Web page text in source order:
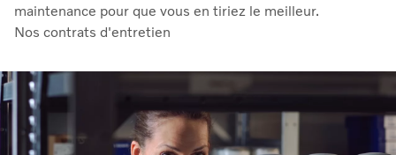
maintenance pour que vous en tiriez le meilleur.
Nos contrats d'entretien